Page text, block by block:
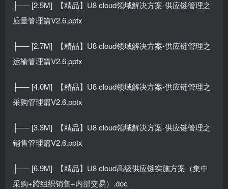
├── [2.5M]
【精品】U8 cloud领域解决方案-供应链管理之
质量管理篇V2.6.pptx
├── [2.7M]
【精品】U8 cloud领域解决方案-供应链管理之
运输管理篇V2.6.pptx
├── [4.0M]
【精品】U8 cloud领域解决方案-供应链管理之
采购管理篇V2.6.pptx
├── [3.3M]
【精品】U8 cloud领域解决方案-供应链管理之
销售管理篇V2.6.pptx
├── [6.9M]
【精品】U8 cloud高级供应链实施方案（集中
采购+跨组织销售+内部交易）.doc